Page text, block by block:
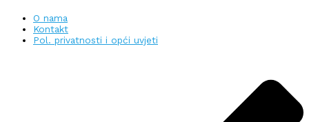
O nama
Kontakt
Pol. privatnosti i opći uvjeti